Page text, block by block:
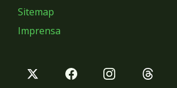
Sitemap
Imprensa